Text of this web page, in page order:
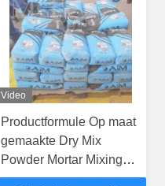
Video
Productformule Op maat
gemaakte Dry Mix
Powder Mortar Mixing
Plant Muurstift Zand